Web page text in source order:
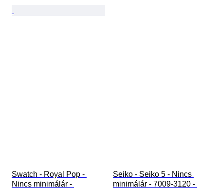
Swatch - Royal Pop -
Nincs minimálár -
Seiko - Seiko 5 - Nincs
minimálár - 7009-3120 -